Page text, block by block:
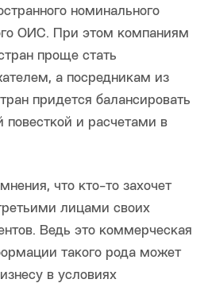
номинального
ОИС. При этом компаниям
проще стать
а посредникам из
придется балансировать
и расчетами в
что кто-то захочет
лицами своих
Ведь это коммерческая
такого рода может
в условиях